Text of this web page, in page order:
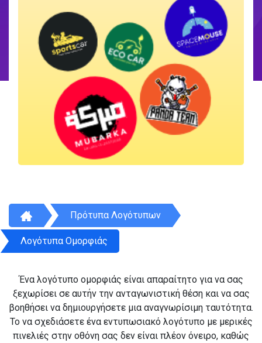
Πρότυπα Λογότυπων
Λογότυπα Ομορφιάς
Ένα λογότυπο ομορφιάς είναι απαραίτητο για να σας
ξεχωρίσει σε αυτήν την ανταγωνιστική θέση και να σας
βοηθήσει να δημιουργήσετε μια αναγνωρίσιμη ταυτότητα.
Το να σχεδιάσετε ένα εντυπωσιακό λογότυπο με μερικές
πινελιές στην οθόνη σας δεν είναι πλέον όνειρο, καθώς